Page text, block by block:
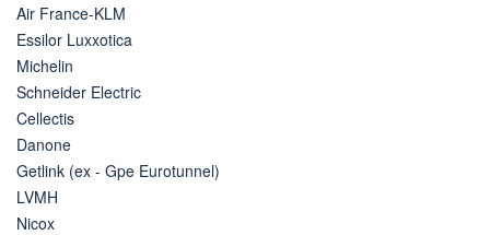
ÉLIGIBILITÉ
PEA PEA-PME
Non éligible
Boursobank
Air France-KLM
Essilor Luxxotica
Michelin
Schneider Electric
Cellectis
Danone
Getlink (ex - Gpe Eurotunnel)
LVMH
Nicox